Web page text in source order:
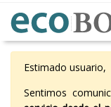
Estimado usuario,
Sentimos